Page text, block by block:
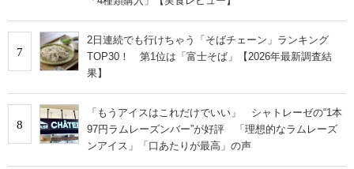
7
2日連続でも行けちゃう「そばチェーン」ランキング
TOP30！ 第1位は「富士そば」【2026年最新調査結
果】
8
「もうアイスはこれだけでいい」 シャトレーゼの“1本
97円ラムレーズンバー”が好評 「理想的なラムレーズ
ンアイス」「口あたりが最高」の声